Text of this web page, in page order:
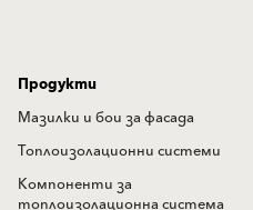
Продукти
Мазилки и бои за фасада
Топлоизолационни системи
Компоненти за
топлоизолационна система